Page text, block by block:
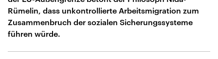
Rümelin, dass unkontrollierte Arbeitsmigration zum
Zusammenbruch der sozialen Sicherungssysteme
führen würde.